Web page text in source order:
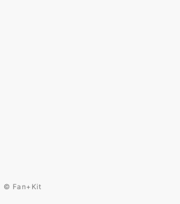
© Fan+Kit